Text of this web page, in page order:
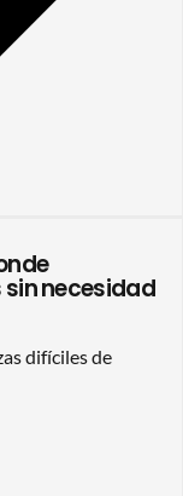
necesidad
difíciles de